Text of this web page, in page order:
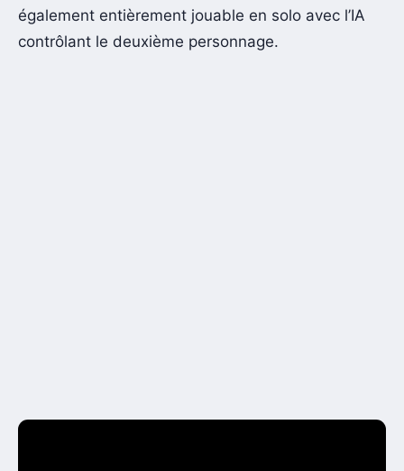
également entièrement jouable en solo avec l’IA
contrôlant le deuxième personnage.